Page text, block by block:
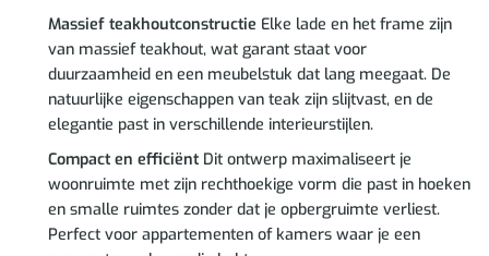
Massief teakhoutconstructie Elke lade en het frame zijn
van massief teakhout, wat garant staat voor
duurzaamheid en een meubelstuk dat lang meegaat. De
natuurlijke eigenschappen van teak zijn slijtvast, en de
elegantie past in verschillende interieurstijlen.
Compact en efficiëntDit ontwerp maximaliseert je
woonruimte met zijn rechthoekige vorm die past in hoeken
en smalle ruimtes zonder dat je opbergruimte verliest.
Perfect voor appartementen of kamers waar je een